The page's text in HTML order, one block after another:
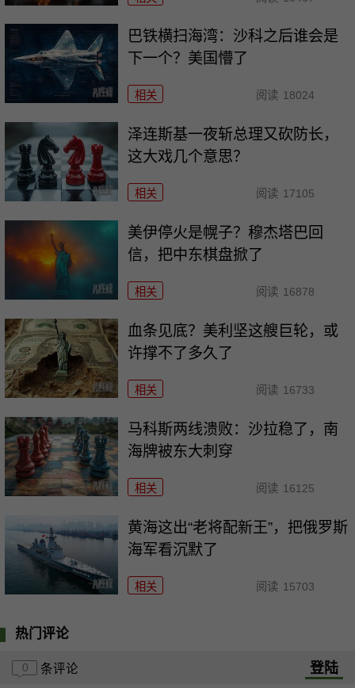
巴铁横扫海湾：沙科之后谁会是
下一个？美国懵了
相关 阅读 18024
泽连斯基一夜斩总理又砍防长，
这大戏几个意思？
相关 阅读 17105
美伊停火是幌子？穆杰塔巴回
信，把中东棋盘掀了
相关 阅读 16878
血条见底？美利坚这艘巨轮，或
许撑不了多久了
相关 阅读 16733
马科斯两线溃败：沙拉稳了，南
海牌被东大刺穿
相关 阅读 16125
黄海这出“老将配新王”，把俄罗斯
海军看沉默了
相关 阅读 15703
热门评论
0 条评论 登陆